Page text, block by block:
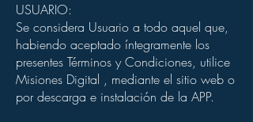
USUARIO:
Se considera Usuario a todo aquel que,
habiendo aceptado íntegramente los
presentes Términos y Condiciones, utilice
Misiones Digital , mediante el sitio web o
por descarga e instalación de la APP.